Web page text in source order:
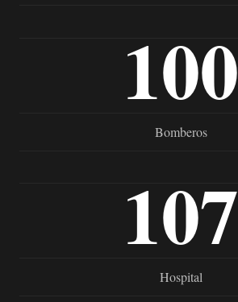
100
Bomberos
107
Hospital